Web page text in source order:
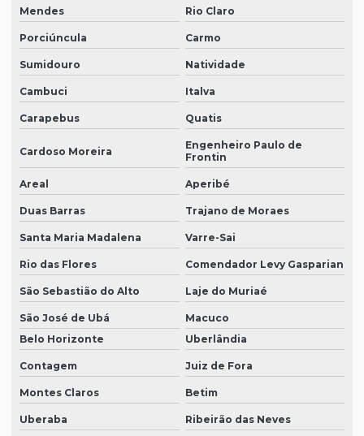
Mendes Rio Claro
Porciúncula Carmo
Sumidouro Natividade
Cambuci Italva
Carapebus Quatis
Cardoso Moreira
Engenheiro Paulo de
Frontin
Areal Aperibé
Duas Barras Trajano de Moraes
Santa Maria Madalena Varre-Sai
Rio das Flores Comendador Levy Gasparian
São Sebastião do Alto Laje do Muriaé
São José de Ubá
Macuco
Belo Horizonte
Uberlândia
Contagem Juiz de Fora
Montes Claros Betim
Uberaba Ribeirão das Neves